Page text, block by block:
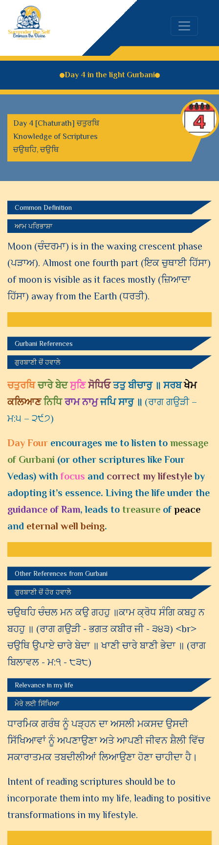
Day 4 in the light Gurbani
Day 4 [Chaturath] ਚਤੁਰਥਿ
Knowledge of Scriptures
ਚਉਥਹਿ, ਚਉਥਿ
Common Definition
ਆਮ ਪਰਿਭਾਸ਼ਾ
Moon (ਚੰਦਰਮਾ) is in the waxing crescent phase
(ਪੜਾਅ). Almost one fourth part (ਇਕ ਚੁਥਾਈ ਹਿੱਸਾ)
of moon is visible as it faces mostly (ਜ਼ਿਆਦਾ
ਹਿੱਸਾ) away from the Earth (ਧਰਤੀ).
Gurbani References
ਗੁਰਬਾਣੀ ਚੋਂ ਹਵਾਲੇ
ਚਤੁਰਥਿ ਚਾਰੇ ਬੇਦਸੁਣਿ ਸੋਧਿਓਤਤੁ ਬੀਚਾਰੁ ॥ ਸਰਬਖੇਮ
ਕਲਿਆਣ ਨਿਧਿ ਰਾਮ ਨਾਮੁਜਪਿ ਸਾਰੁ ॥ (ਰਾਗ ਗਉੜੀ –
ਮ:੫ – ੨੯੭)
Day Four encourages me to listen to message
of Gurbani (or other scriptures like Four
Vedas) withfocus and correct my lifestyleby
adoptingit’s essence. Living the life under the
guidance of Ram, leads to treasure ofpeace
and eternal well being.
Other References from Gurbani
ਗੁਰਬਾਣੀ ਚੋਂ ਹੋਰ ਹਵਾਲੇ
ਚਉਥਹਿ ਚੰਚਲ ਮਨ ਕਉ ਗਹਹੁ ॥ਕਾਮ ਕ੍ਰੋਧ ਸੰਗਿ ਕਬਹੁ ਨ
ਬਹਹੁ ॥ (ਰਾਗ ਗਉੜੀ - ਭਗਤ ਕਬੀਰ ਜੀ - ੩੪੩) <br>
ਚਉਥਿ ਉਪਾਏ ਚਾਰੇ ਬੇਦਾ ॥ ਖਾਣੀ ਚਾਰੇ ਬਾਣੀ ਭੇਦਾ ॥ (ਰਾਗ
ਬਿਲਾਵਲ - ਮ:੧ - ੮੩੮)
Relevance in my life
ਮੇਰੇ ਲਈ ਸਿੱਖਿਆ
ਧਾਰਮਿਕ ਗਰੰਥ ਨੂੰ ਪੜ੍ਹਨ ਦਾ ਅਸਲੀ ਮਕਸਦ ਉਸਦੀ
ਸਿੱਖਿਆਵਾਂ ਨੂੰ ਅਪਣਾਉਣਾ ਅਤੇ ਆਪਣੀ ਜੀਵਨ ਸ਼ੈਲੀ ਵਿੱਚ
ਸਕਾਰਾਤਮਕ ਤਬਦੀਲੀਆਂ ਲਿਆਉਣਾ ਹੋਣਾ ਚਾਹੀਦਾ ਹੈ।
Intent of reading scriptures should be to
incorporate them into my life, leading to positive
transformations in my lifestyle.